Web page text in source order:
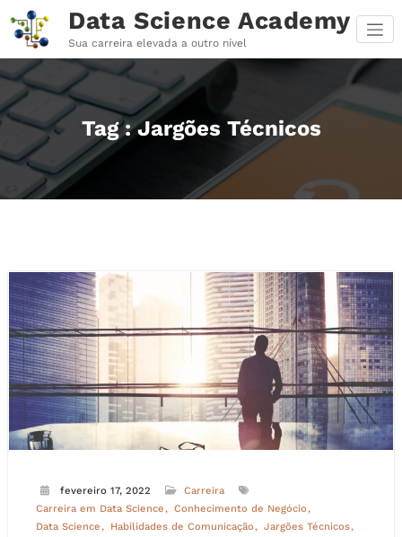
para
conteúdo
Data Science Academy
Sua carreira elevada a outro nível
Tag : Jargões Técnicos
fevereiro 17, 2022
Carreira
Carreira em Data Science
Conhecimento de Negócio
Data Science
Habilidades de Comunicação
Jargões Técnicos